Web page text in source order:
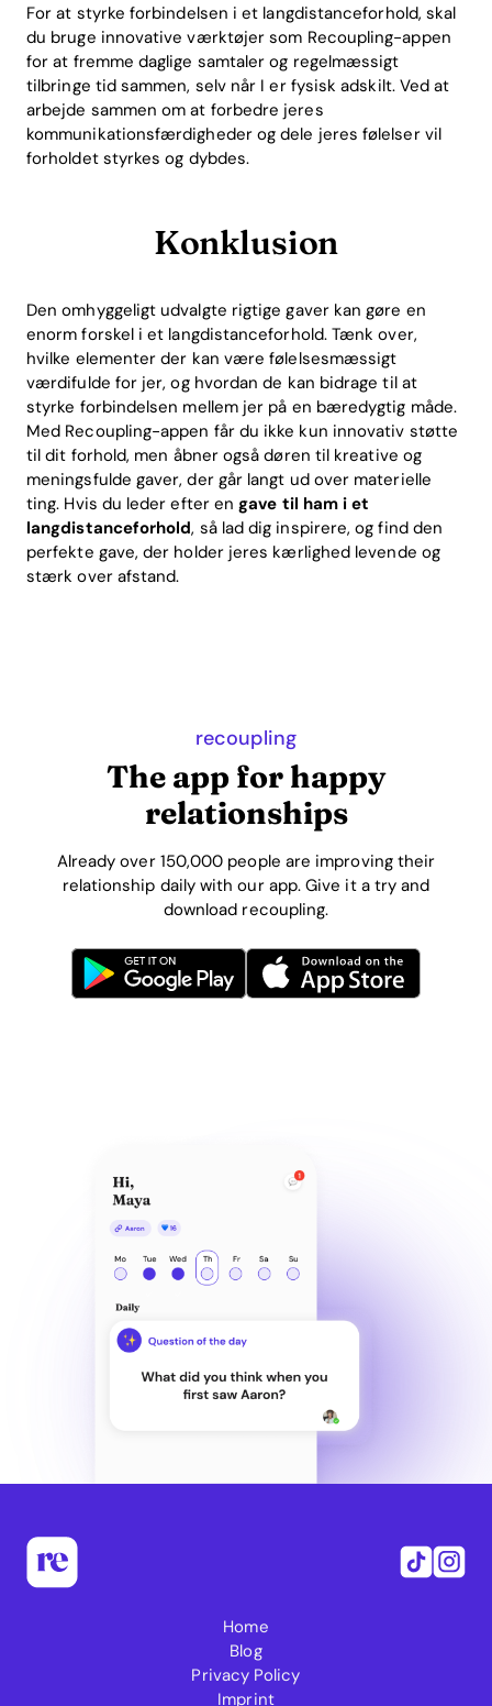
For at styrke forbindelsen i et langdistanceforhold, skal
du bruge innovative værktøjer som Recoupling-appen
for at fremme daglige samtaler og regelmæssigt
tilbringe tid sammen, selv når I er fysisk adskilt. Ved at
arbejde sammen om at forbedre jeres
kommunikationsfærdigheder og dele jeres følelser vil
forholdet styrkes og dybdes.
Konklusion
Den omhyggeligt udvalgte rigtige gaver kan gøre en
enorm forskel i et langdistanceforhold. Tænk over,
hvilke elementer der kan være følelsesmæssigt
værdifulde for jer, og hvordan de kan bidrage til at
styrke forbindelsen mellem jer på en bæredygtig måde.
Med Recoupling-appen får du ikke kun innovativ støtte
til dit forhold, men åbner også døren til kreative og
meningsfulde gaver, der går langt ud over materielle
ting. Hvis du leder efter engave til ham i et
langdistanceforhold, så lad dig inspirere, og find den
perfekte gave, der holder jeres kærlighed levende og
stærk over afstand.
recoupling
The app for happy
relationships
Already over 150,000 people are improving their
relationship daily with our app. Give it a try and
download recoupling.
Home
Blog
Privacy Policy
Imprint